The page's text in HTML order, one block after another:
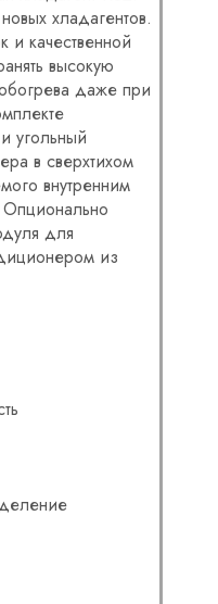
хладагентов.
и качественной
высокую
даже при
угольный
в сверхтихом
внутренним
для
из